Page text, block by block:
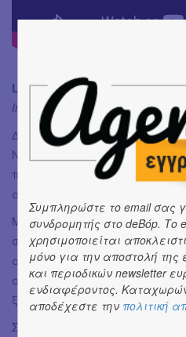
La Isla Mínima
Imdb 7.2
Δύσκολη ταινία, αλλά… πάρα
Νότος, 1980. Μετά από
πασχίζει ακόμα να επουλώσει
αγριότητες της περιόδου του
Μια σειρά από βάναυσες
σε μια απομονωμένη πόλη
ανόμοιους χαρακτήρες: δύο
ανθρωποκτονιών που
ξεδιαλύνουν την υπόθεση.
Στοιχειωμένοι και οι ίδιοι
Συμπληρώστε το email σας
συνδρομητής στο deBόp. Το
χρησιμοποιείται
μόνο για την αποστολή της
και περιοδικών newsletter
ενδιαφέροντος.
αποδέχεστε την πολιτική